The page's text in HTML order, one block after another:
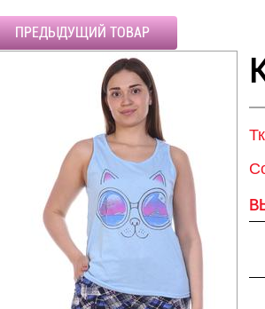
ПРЕДЫДУЩИЙ ТОВАР